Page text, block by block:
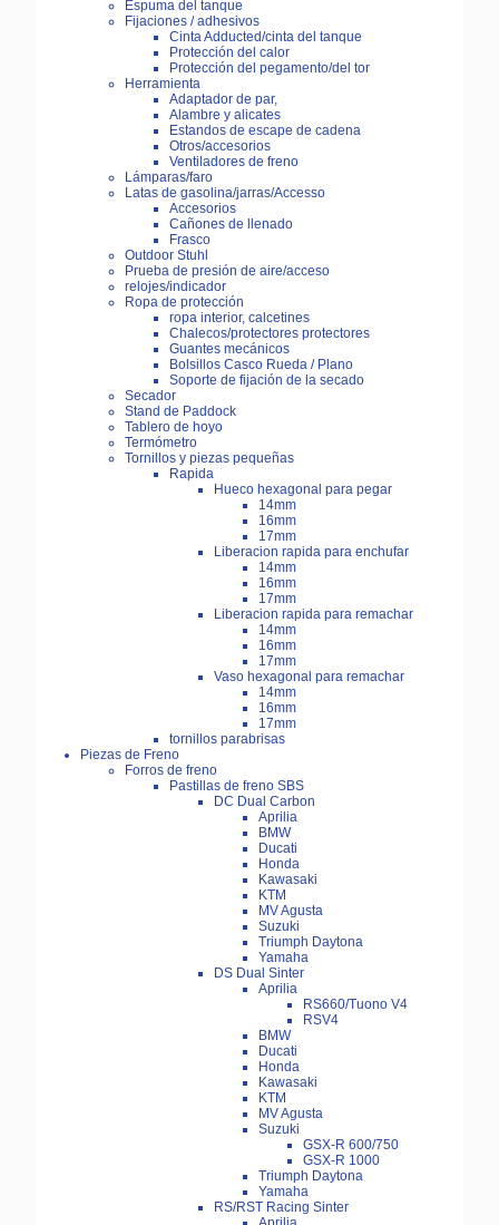
Espuma del tanque
Fijaciones / adhesivos
Cinta Adducted/cinta del tanque
Protección del calor
Protección del pegamento/del tor
Herramienta
Adaptador de par,
Alambre y alicates
Estandos de escape de cadena
Otros/accesorios
Ventiladores de freno
Lámparas/faro
Latas de gasolina/jarras/Accesso
Accesorios
Cañones de llenado
Frasco
Outdoor Stuhl
Prueba de presión de aire/acceso
relojes/indicador
Ropa de protección
ropa interior, calcetines
Chalecos/protectores protectores
Guantes mecánicos
Bolsillos Casco Rueda / Plano
Soporte de fijación de la secado
Secador
Stand de Paddock
Tablero de hoyo
Termómetro
Tornillos y piezas pequeñas
Rapida
Hueco hexagonal para pegar
14mm
16mm
17mm
Liberacion rapida para enchufar
14mm
16mm
17mm
Liberacion rapida para remachar
14mm
16mm
17mm
Vaso hexagonal para remachar
14mm
16mm
17mm
tornillos parabrisas
Piezas de Freno
Forros de freno
Pastillas de freno SBS
DC Dual Carbon
Aprilia
BMW
Ducati
Honda
Kawasaki
KTM
MV Agusta
Suzuki
Triumph Daytona
Yamaha
DS Dual Sinter
Aprilia
RS660/Tuono V4
RSV4
BMW
Ducati
Honda
Kawasaki
KTM
MV Agusta
Suzuki
GSX-R 600/750
GSX-R 1000
Triumph Daytona
Yamaha
RS/RST Racing Sinter